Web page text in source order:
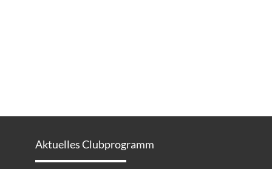
Aktuelles Clubprogramm